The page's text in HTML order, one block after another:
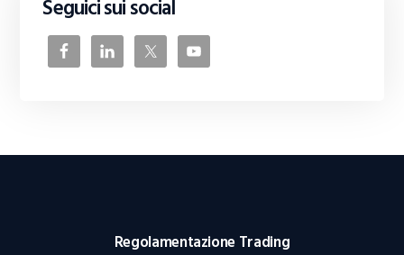
Seguici sui social
Regolamentazione Trading